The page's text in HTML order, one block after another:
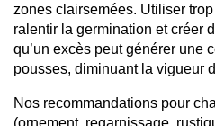
zones clairsemées. Utiliser
ralentir la germination et créer
qu’un excès peut générer une
pousses, diminuant la vigueur
Nos recommandations pour